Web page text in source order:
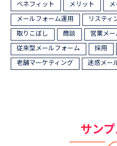
ベネフィット
メリット
メールフォーム運用
リスティ
取りこぼし
商談 営業メー
従来型メールフォーム
採用
老舗マーケティング
迷惑メー
サン